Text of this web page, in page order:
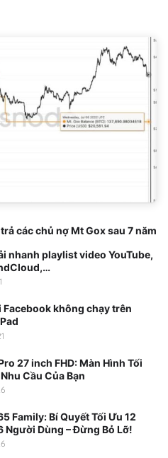
các chủ nợ Mt Gox sau 7 năm
nhanh playlist video YouTube,
Facebook không chạy trên
27 inch FHD: Màn Hình Tối
Cầu Của Bạn
Family: Bí Quyết Tối Ưu 12
Người Dùng – Đừng Bỏ Lỡ!